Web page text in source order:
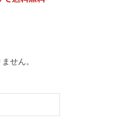
せん。